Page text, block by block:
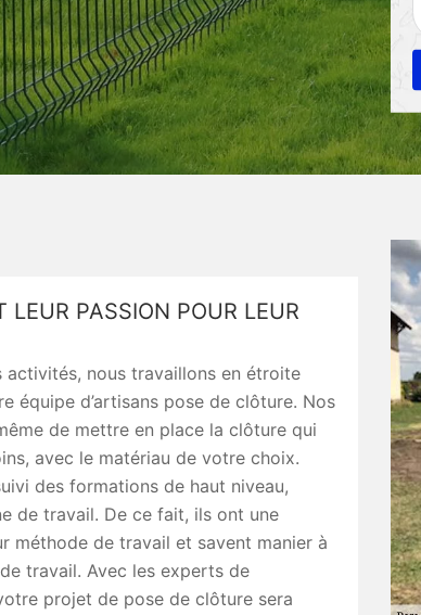
LEUR PASSION POUR LEUR
activités, nous travaillons en étroite
équipe d’artisans pose de clôture. Nos
de mettre en place la clôture qui
avec le matériau de votre choix.
des formations de haut niveau,
de travail. De ce fait, ils ont une
méthode de travail et savent manier à
travail. Avec les experts de
projet de pose de clôture sera